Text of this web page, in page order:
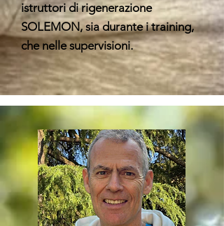
istruttori di rigenerazione
SOLEMON, sia durante i training,
che nelle supervisioni.